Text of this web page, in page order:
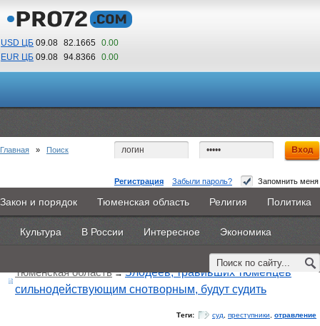
USD ЦБ 09.08 82.1665 0.00
EUR ЦБ 09.08 94.8366 0.00
15 22
По Гринвичу (GMT +5)
Регистрация Забыли пароль? Запомнить меня
Главная Новости Объявления КНИГИ ВестиNet
Каталоги 9PS Прочее
Закон и порядок Тюменская область Религия Политика
Культура В России Интересное Экономика
Главная » Поиск
Поиск по тегу: «отравление», искать по другому тегу
Найдено 3 материала
Тюменская область→Злодеев, травивших тюменцев
сильнодействующим снотворным, будут судить
Теги: суд преступники отравление